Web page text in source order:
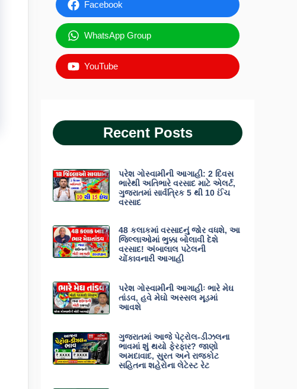
Facebook
WhatsApp Group
YouTube
Recent Posts
પરેશ ગોસ્વામીની આગાહી: 2 દિવસ
ભારેથી અતિભારે વરસાદ માટે એલર્ટ,
ગુજરાતમાં સાર્વત્રિક 5 થી 10 ઈંચ
વરસાદ
48 કલાકમાં વરસાદનું જોર વધશે, આ
જિલ્લાઓમાં ભુક્કા બોલાવી દેશે
વરસાદ! અંબાલાલ પટેલની
ચોંકાવનારી આગાહી
પરેશ ગોસ્વામીની આગાહીઃ ભારે મેઘ
તાંડવ, હવે મેઘો અસ્સલ મૂડમાં
આવશે
ગુજરાતમાં આજે પેટ્રોલ-ડીઝલના
ભાવમાં શું થયો ફેરફાર? જાણો
અમદાવાદ, સુરત અને રાજકોટ
સહિતના શહેરોના લેટેસ્ટ રેટ